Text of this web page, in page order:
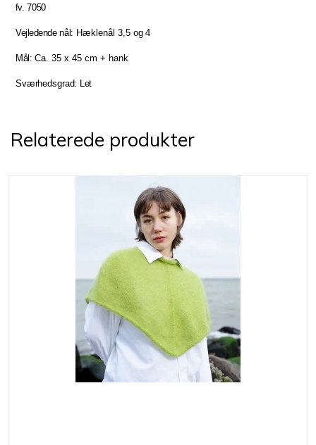
fv. 7050
Vejledende nål: Hæklenål 3,5 og4
Mål:Ca. 35 x 45 cm + hank
Sværhedsgrad: Let
Relaterede produkter